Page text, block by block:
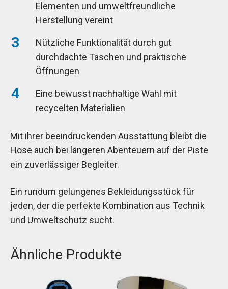
Elementen und umweltfreundliche
Herstellung vereint
Nützliche Funktionalität durch gut
durchdachte Taschen und praktische
Öffnungen
Eine bewusst nachhaltige Wahl mit
recycelten Materialien
Mit ihrer beeindruckenden Ausstattung bleibt die
Hose auch bei längeren Abenteuern auf der Piste
ein zuverlässiger Begleiter.
Ein rundum gelungenes Bekleidungsstück für
jeden, der die perfekte Kombination aus Technik
und Umweltschutz sucht.
Ähnliche Produkte